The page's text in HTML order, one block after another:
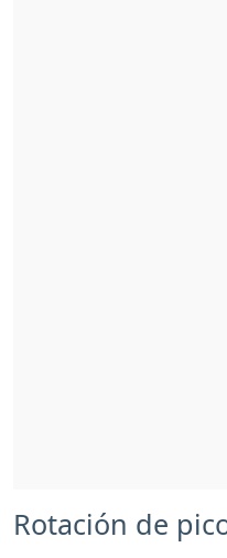
Rotación de